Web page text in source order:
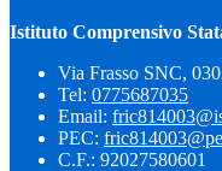
Istituto Comprensivo
Via Frasso SNC,
Tel: 0775687035
Email:
PEC:
C.F.: 92027580601